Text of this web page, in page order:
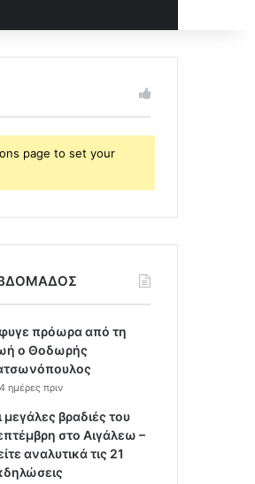
page to set your
πρόωρα από τη
ο Θοδωρής
4 ημέρες πριν
μεγάλες βραδιές του
στο Αιγάλεω –
αναλυτικά τις 21